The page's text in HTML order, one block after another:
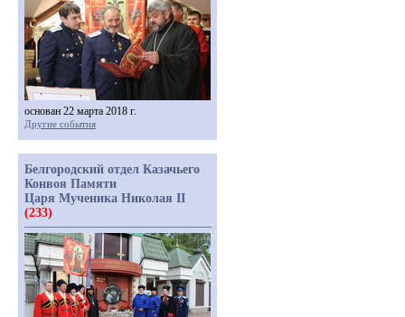
основан 22 марта 2018 г.
Другие события
Белгородский отдел Казачьего
Конвоя Памяти
Царя Мученика Николая II
(233)